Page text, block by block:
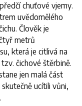
chuťové vjemy.
uvědomělého
Člověk je
metrů
která je citlivá na
čichové štěrbině.
jen malá část
ucítili vůni,